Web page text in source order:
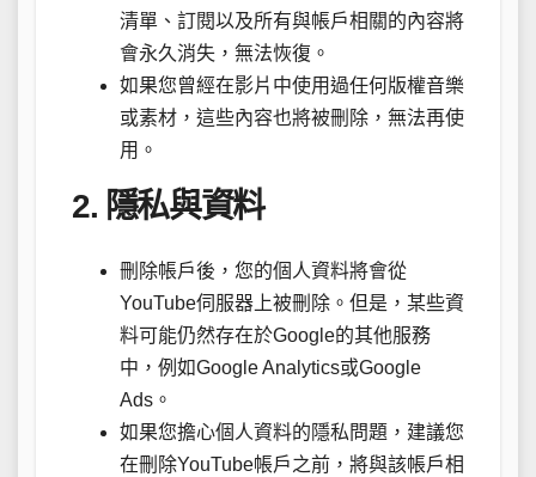
清單、訂閱以及所有與帳戶相關的內容將
會永久消失，無法恢復。
如果您曾經在影片中使用過任何版權音樂
或素材，這些內容也將被刪除，無法再使
用。
2. 隱私與資料
刪除帳戶後，您的個人資料將會從
YouTube伺服器上被刪除。但是，某些資
料可能仍然存在於Google的其他服務
中，例如Google Analytics或Google
Ads。
如果您擔心個人資料的隱私問題，建議您
在刪除YouTube帳戶之前，將與該帳戶相